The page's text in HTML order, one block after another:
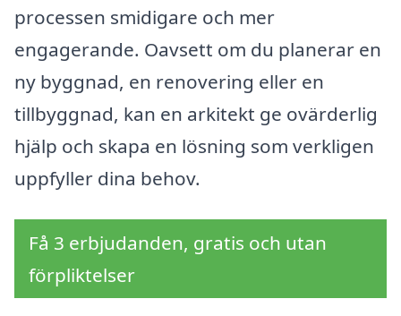
processen smidigare och mer
engagerande. Oavsett om du planerar en
ny byggnad, en renovering eller en
tillbyggnad, kan en arkitekt ge ovärderlig
hjälp och skapa en lösning som verkligen
uppfyller dina behov.
Få 3 erbjudanden, gratis och utan
förpliktelser